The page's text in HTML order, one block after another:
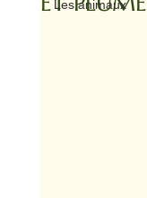
Les animaux